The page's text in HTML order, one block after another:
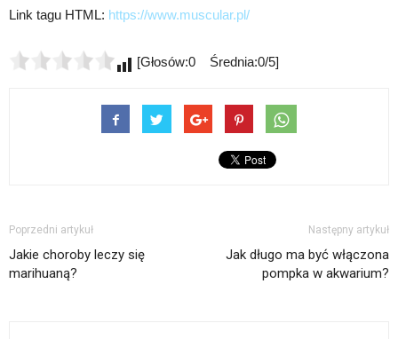
Link tagu HTML: https://www.muscular.pl/
[Głosów:0 Średnia:0/5]
Poprzedni artykuł
Jakie choroby leczy się
marihuaną?
Następny artykuł
Jak długo ma być włączona
pompka w akwarium?